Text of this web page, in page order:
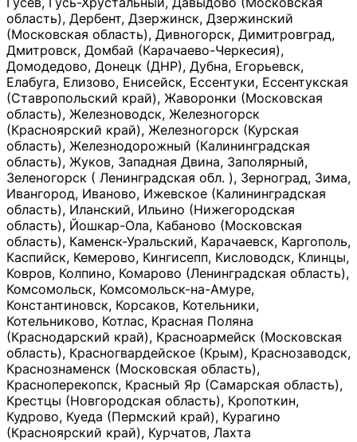
область), Дербент, Дзержинск, Дзержинский
(Московская область), Дивногорск, Димитровград,
Дмитровск, Домбай (Карачаево-Черкесия),
Домодедово, Донецк (ДНР), Дубна, Егорьевск,
Елабуга, Елизово, Енисейск, Ессентуки, Ессентукская
(Ставропольский край), Жаворонки (Московская
область), Железноводск, Железногорск
(Красноярский край), Железногорск (Курская
область), Железнодорожный (Калининградская
область), Жуков, Западная Двина, Заполярный,
Зеленогорск ( Ленинградская обл. ), Зерноград, Зима,
Ивангород, Иваново, Ижевское (Калининградская
область), Иланский, Ильино (Нижегородская
область), Йошкар-Ола, Кабаново (Московская
область), Каменск-Уральский, Карачаевск, Каргополь,
Каспийск, Кемерово, Кингисепп, Кисловодск, Клинцы,
Ковров, Колпино, Комарово (Ленинградская область),
Комсомольск, Комсомольск-на-Амуре,
Константиновск, Корсаков, Котельники,
Котельниково, Котлас, Красная Поляна
(Краснодарский край), Красноармейск (Московская
область), Красногвардейское (Крым), Краснозаводск,
Краснознаменск (Московская область),
Красноперекопск, Красный Яр (Самарская область),
Крестцы (Новгородская область), Кропоткин,
Кудрово, Куеда (Пермский край), Курагино
(Красноярский край), Курчатов, Лахта